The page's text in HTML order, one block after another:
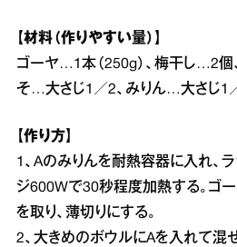
【材料（作りやすい量）】
ゴーヤ…1本（250g）、梅干し…2個
そ…大さじ1／2、みりん…大さじ1
【作り方】
1、Aのみりんを耐熱容器に入れ、
ジ600Wで30秒程度加熱する。ゴ
を取り、薄切りにする。
2、大きめのボウルにAを入れて混ぜ